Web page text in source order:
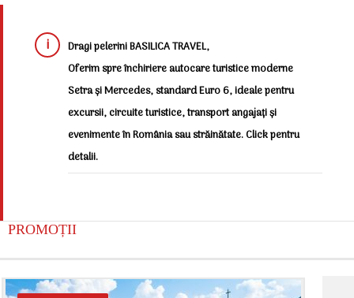
Dragi pelerini BASILICA TRAVEL,
Oferim spre închiriere autocare turistice moderne
Setra și Mercedes, standard Euro 6, ideale pentru
excursii, circuite turistice, transport angajați și
evenimente în România sau străinătate. Click pentru
detalii.
PROMOȚII